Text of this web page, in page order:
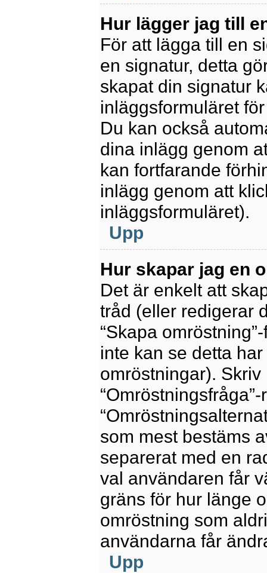
Hur lägger jag till
För att lägga till en
en signatur, detta
skapat din signatur
inläggsformuläret
Du kan också
dina inlägg genom
kan fortfarande
inlägg genom att
inläggsformuläret).
Upp
Hur skapar jag en
Det är enkelt att
tråd (eller redigerar
“Skapa
inte kan se detta
omröstningar).
som mest bestäms
separerat med en
val användaren får
gräns för hur länge
omröstning som
användarna får
Upp